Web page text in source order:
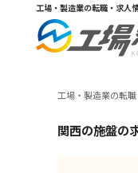
工場・製造業の転職・求人
工場・製造業の転
関西の施盤の